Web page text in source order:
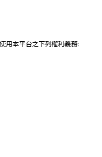
用本平台之下列權利義務: